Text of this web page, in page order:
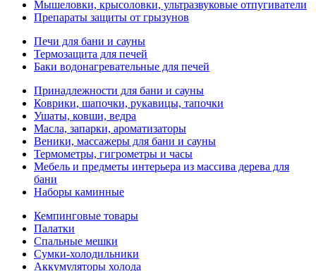
Мышеловки, крысоловки, ультразвуковые отпугиватели
Препараты защиты от грызунов
Печи для бани и сауны
Термозащита для печей
Баки водонагревательные для печей
Принадлежности для бани и сауны
Коврики, шапочки, рукавицы, тапочки
Ушаты, ковши, ведра
Масла, запарки, ароматизаторы
Веники, массажеры для бани и сауны
Термометры, гигрометры и часы
Мебель и предметы интерьера из массива дерева для
бани
Наборы каминные
Кемпинговые товары
Палатки
Спальные мешки
Сумки-холодильники
Аккумуляторы холода